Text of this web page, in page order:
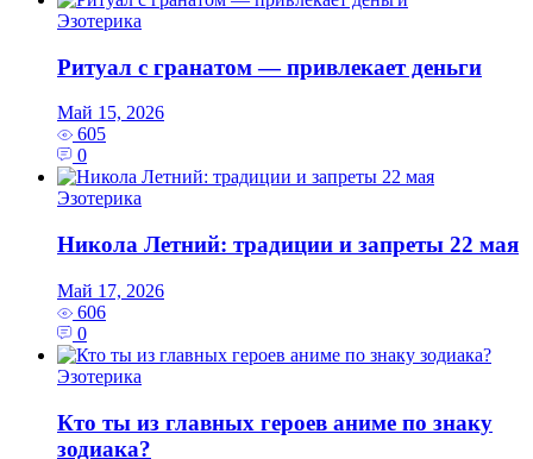
Эзотерика
Ритуал с гранатом — привлекает деньги
Май 15, 2026
605
0
Эзотерика
Никола Летний: традиции и запреты 22 мая
Май 17, 2026
606
0
Эзотерика
Кто ты из главных героев аниме по знаку
зодиака?